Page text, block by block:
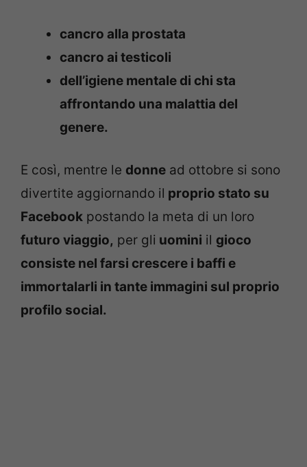
cancro alla prostata
cancro ai testicoli
dell’igiene mentale di chi sta
affrontando una malattia del
genere.
E così, mentre le donne ad ottobre si sono
divertite aggiornando il proprio stato su
Facebook postando la meta di un loro
futuro viaggio, per gli uomini il gioco
consiste nel farsi crescere i baffi e
immortalarli in tante immagini sul proprio
profilo social.